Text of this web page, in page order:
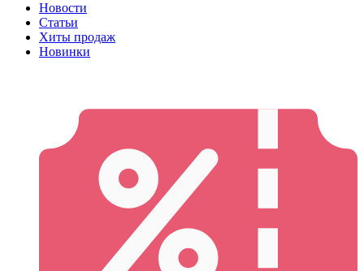
Новости
Статьи
Хиты продаж
Новинки